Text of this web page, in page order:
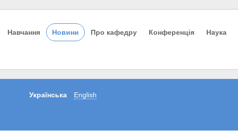
Навчання Новини Про кафедру Конференція Наука
Українська English